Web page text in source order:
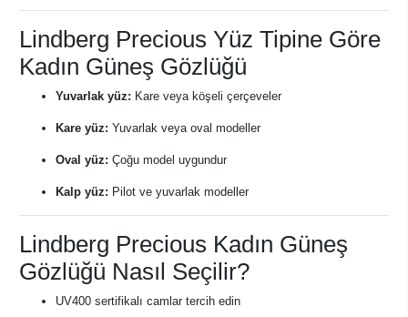
Lindberg Precious Yüz Tipine Göre
Kadın Güneş Gözlüğü
Yuvarlak yüz: Kare veya köşeli çerçeveler
Kare yüz: Yuvarlak veya oval modeller
Oval yüz: Çoğu model uygundur
Kalp yüz: Pilot ve yuvarlak modeller
Lindberg Precious Kadın Güneş
Gözlüğü Nasıl Seçilir?
UV400 sertifikalı camlar tercih edin